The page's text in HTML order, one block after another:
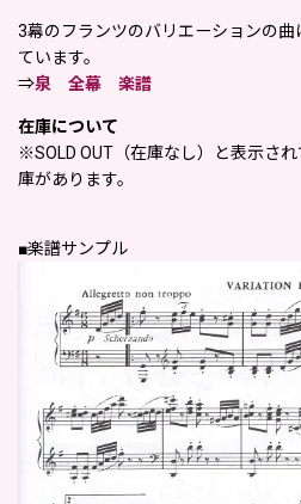
3幕のフランツのバリエーションの
ています。
⇒泉 全幕 楽譜
在庫について
※SOLD OUT（在庫なし）と表示さ
庫があります。
■楽譜サンプル